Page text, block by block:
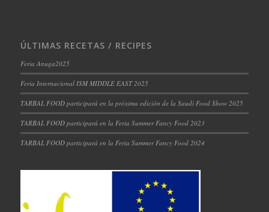
ÚLTIMAS RECETAS / RECIPES
Feria Anuga2025
Feria Internacional ISM MIDDLE EAST 2025
TARBAL FOOD participará en la próxima edición de la Saudi Food Show 2025
TARBAL FOOD participará en la Feria Summer Fancy Food 2023
TARBAL FOOD participará en la Feria Summer Fancy Food 2024